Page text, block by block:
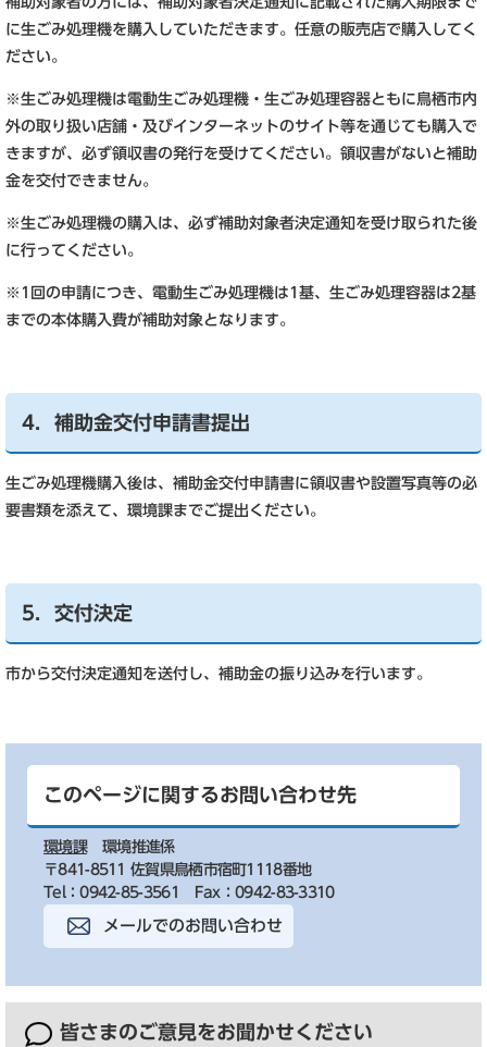
に生ごみ処理機を購入していただきます。任意の販売店で購入してく
ださい。
※生ごみ処理機は電動生ごみ処理機・生ごみ処理容器ともに鳥栖市内
外の取り扱い店舗・及びインターネットのサイト等を通じても購入で
きますが、必ず領収書の発行を受けてください。領収書がないと補助
金を交付できません。
※生ごみ処理機の購入は、必ず補助対象者決定通知を受け取られた後
に行ってください。
※1回の申請につき、電動生ごみ処理機は1基、生ごみ処理容器は2基
までの本体購入費が補助対象となります。
4．補助金交付申請書提出
生ごみ処理機購入後は、補助金交付申請書に領収書や設置写真等の必
要書類を添えて、環境課までご提出ください。
5．交付決定
市から交付決定通知を送付し、補助金の振り込みを行います。
このページに関するお問い合わせ先
環境課
環境推進係
〒841-8511 佐賀県鳥栖市宿町1118番地
Tel：0942-85-3561
Fax：0942-83-3310
メールでのお問い合わせ
皆さまのご意見をお聞かせください